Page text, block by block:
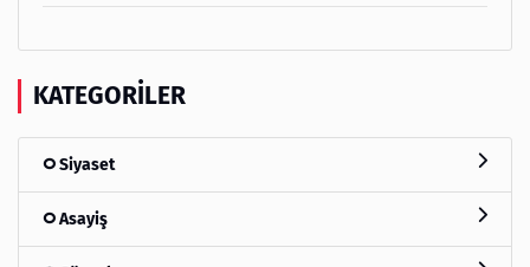
KATEGORILER
Siyaset
Asayiş